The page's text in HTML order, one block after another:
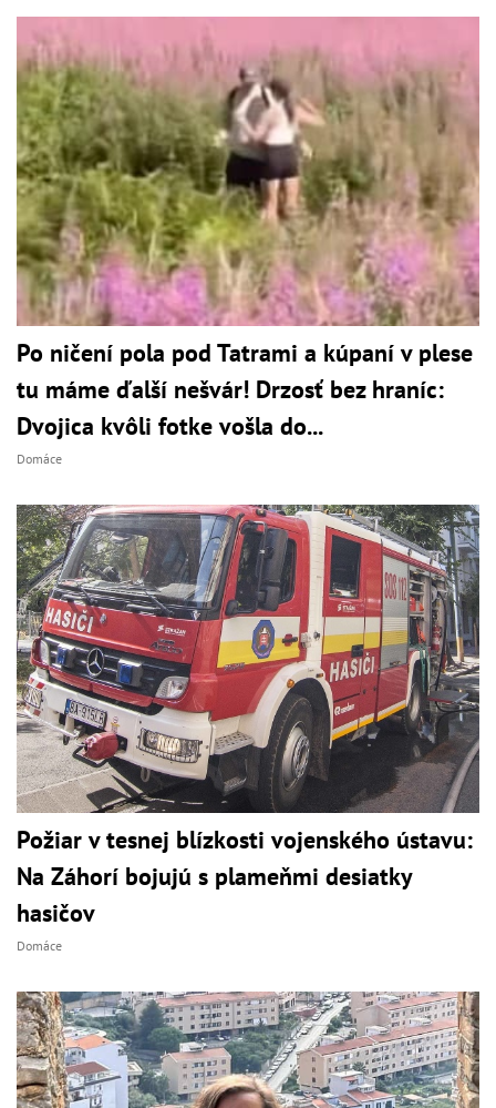
Po ničení pola pod Tatrami a kúpaní v plese
tu máme ďalší nešvár! Drzosť bez hraníc:
Dvojica kvôli fotke vošla do...
Domáce
Požiar v tesnej blízkosti vojenského ústavu:
Na Záhorí bojujú s plameňmi desiatky
hasičov
Domáce